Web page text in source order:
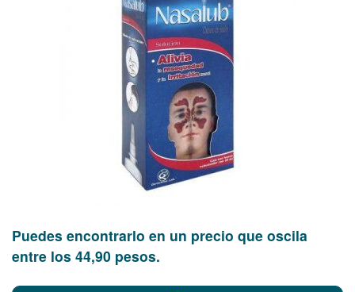
Puedes encontrarlo en un precio que oscila
entre los 44,90 pesos.